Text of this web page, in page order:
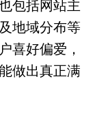
包括网站主
地域分布等
喜好偏爱，
做出真正满